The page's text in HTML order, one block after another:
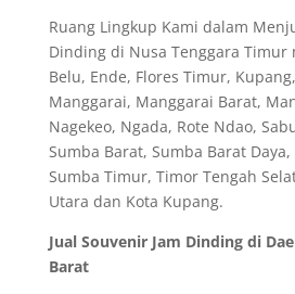
Ruang Lingkup Kami dalam
Dinding di Nusa Tenggara Timur
Belu, Ende, Flores Timur,
Manggarai, Manggarai Barat,
Nagekeo, Ngada, Rote Ndao,
Sumba Barat, Sumba Barat
Sumba Timur, Timor Tengah
Utara dan Kota Kupang.
Jual Souvenir Jam Dinding di
Barat